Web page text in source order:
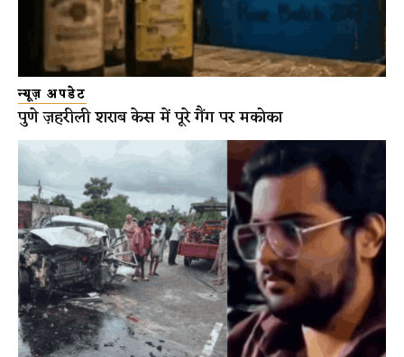
न्यूज़ अपडेट
पुणे ज़हरीली शराब केस में पूरे गैंग पर मकोका